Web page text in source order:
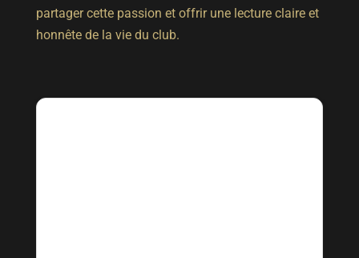
partager cette passion et offrir une lecture claire et
honnête de la vie du club.